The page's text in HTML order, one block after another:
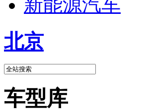
新能源汽车
北京
车型库